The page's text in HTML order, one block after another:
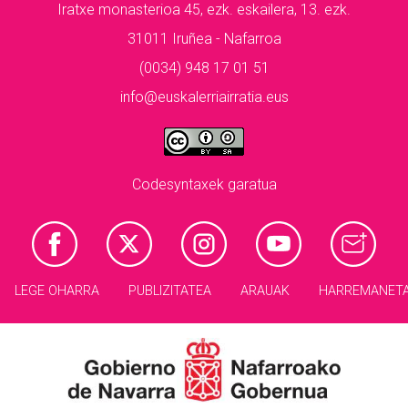
Iratxe monasterioa 45, ezk. eskailera, 13. ezk.
31011 Iruñea - Nafarroa
(0034) 948 17 01 51
info@euskalerriairratia.eus
Codesyntaxek garatua
LEGE OHARRA PUBLIZITATEA ARAUAK